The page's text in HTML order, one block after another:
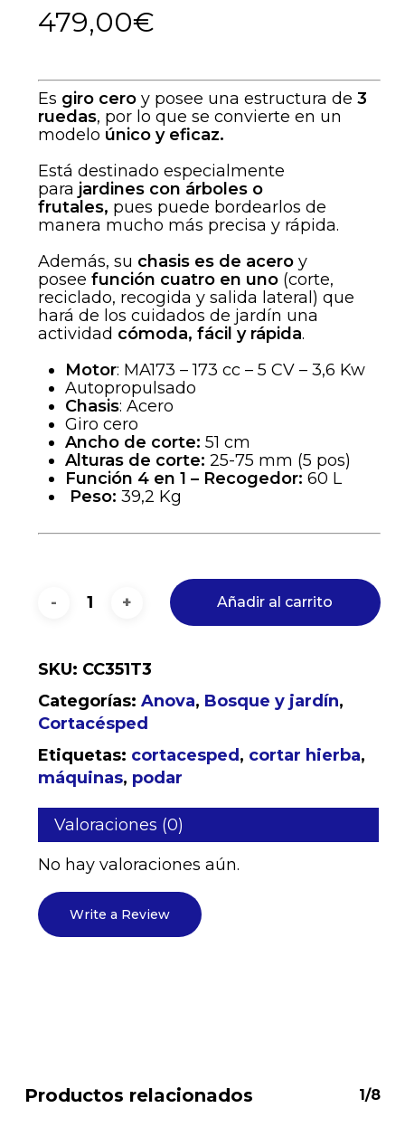
No hay productos en el
carrito.
479,00€
Es giro ceroy posee una estructura de 3
ruedas, por lo que se convierte en un
modelo único y eficaz.
Está destinado especialmente
para jardines con árboles o
frutales, pues puede bordearlos de
manera mucho más precisa y rápida.
Además, su chasis es de aceroy
posee función cuatro en uno(corte,
reciclado, recogida y salida lateral) que
hará de los cuidados de jardín una
actividad cómoda, fácil y rápida.
Motor: MA173 – 173 cc – 5 CV – 3,6 Kw
Autopropulsado
Chasis: Acero
Giro cero
Ancho de corte: 51 cm
Alturas de corte: 25-75 mm (5 pos)
Función 4 en 1 – Recogedor: 60 L
Peso: 39,2 Kg
Añadir al carrito
SKU: CC351T3
Categorías: Anova, Bosque y jardín,
Cortacésped
Etiquetas: cortacesped , cortar hierba,
máquinas, podar
Valoraciones (0)
No hay valoraciones aún.
Write a Review
Productos relacionados 1/8